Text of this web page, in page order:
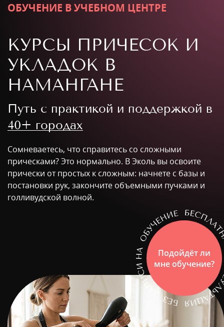
ОБУЧЕНИЕ В УЧЕБНОМ ЦЕНТРЕ
КУРСЫ ПРИЧЕСОК И
УКЛАДОК В
НАМАНГАНЕ
Путь с практикой и поддержкой в
40+ городах
Сомневаетесь, что справитесь со сложными
прическами? Это нормально. В Эколь вы освоите
прически от простых к сложным: начнете с базы и
постановки рук, закончите объемными пучками и
голливудской волной.
Подойдёт ли
мне обучение?